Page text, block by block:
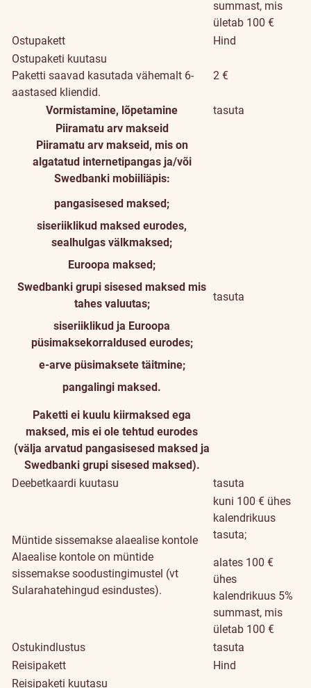
summast, mis
ületab 100 €
Ostupakett
Hind
Ostupaketi kuutasu
Paketti saavad kasutada vähemalt 6-
aastased kliendid.
2 €
Vormistamine, lõpetamine
tasuta
Piiramatu arv makseid
Piiramatu arv makseid, mis on
algatatud internetipangas ja/või
Swedbanki mobiiliäpis:
pangasisesed maksed;
siseriiklikud maksed eurodes,
sealhulgas välkmaksed;
Euroopa maksed;
Swedbanki grupi sisesed maksed mis
tahes valuutas;
siseriiklikud ja Euroopa
püsimaksekorraldused eurodes;
e-arve püsimaksete täitmine;
pangalingi maksed.
Paketti ei kuulu kiirmaksed ega
maksed, mis ei ole tehtud eurodes
(välja arvatud pangasisesed maksed ja
Swedbanki grupi sisesed maksed).
tasuta
Deebetkaardi kuutasu tasuta
Müntide sissemakse alaealise kontole
Alaealise kontole on müntide
sissemakse soodustingimustel (vt
Sularahatehingud esindustes).
kuni 100 € ühes
kalendrikuus
tasuta;
alates 100 €
ühes
kalendrikuus 5%
summast, mis
ületab 100 €
Ostukindlustus
tasuta
Reisipakett
Hind
Reisipaketi kuutasu